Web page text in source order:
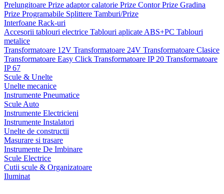
Prelungitoare Prize adaptor calatorie Prize ContorPrize Gradina
Prize Programabile Splittere Tamburi/Prize
Interfoane Rack-uri
Accesorii tablouri electrice Tablouri aplicate ABS+PC Tablouri
metalice
Transformatoare 12V Transformatoare 24V Transformatoare Clasice
Transformatoare Easy Click Transformatoare IP 20 Transformatoare
IP 67
Scule & Unelte
Unelte mecanice
Instrumente Pneumatice
Scule Auto
Instrumente Electricieni
Instrumente Instalatori
Unelte de constructii
Masurare si trasare
Instrumente De Imbinare
Scule Electrice
Cutii scule & Organizatoare
Iluminat